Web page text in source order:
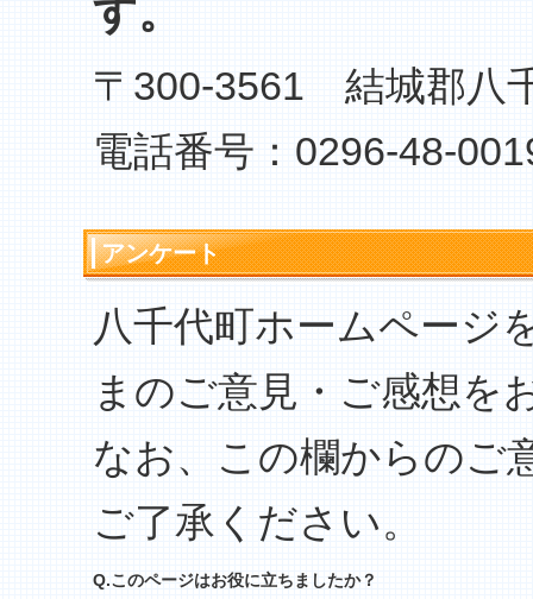
す。
〒300-3561 結城郡八
電話番号：0296-48-
アンケート
八千代町ホームページ
まのご意見・ご感想を
なお、この欄からのご
ご了承ください。
Q.このページはお役に立ちましたか？